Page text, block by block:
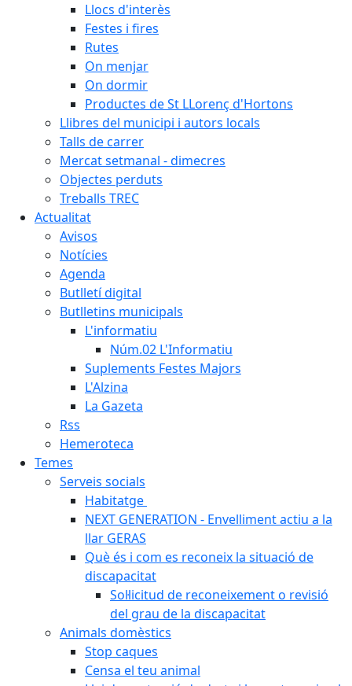
Llocs d'interès
Festes i fires
Rutes
On menjar
On dormir
Productes de St LLorenç d'Hortons
Llibres del municipi i autors locals
Talls de carrer
Mercat setmanal - dimecres
Objectes perduts
Treballs TREC
Actualitat
Avisos
Notícies
Agenda
Butlletí digital
Butlletins municipals
L'informatiu
Núm.02 L'Informatiu
Suplements Festes Majors
L'Alzina
La Gazeta
Rss
Hemeroteca
Temes
Serveis socials
Habitatge
NEXT GENERATION - Envelliment actiu a la
llar GERAS
Què és i com es reconeix la situació de
discapacitat
Sol·licitud de reconeixement o revisió
del grau de la discapacitat
Animals domèstics
Stop caques
Censa el teu animal